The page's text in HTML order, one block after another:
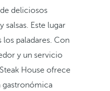
deliciosos
salsas. Este lugar
los paladares. Con
y un servicio
House ofrece
gastronómica